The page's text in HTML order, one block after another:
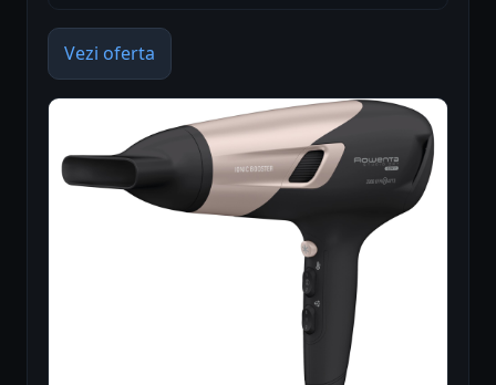
Vezi oferta